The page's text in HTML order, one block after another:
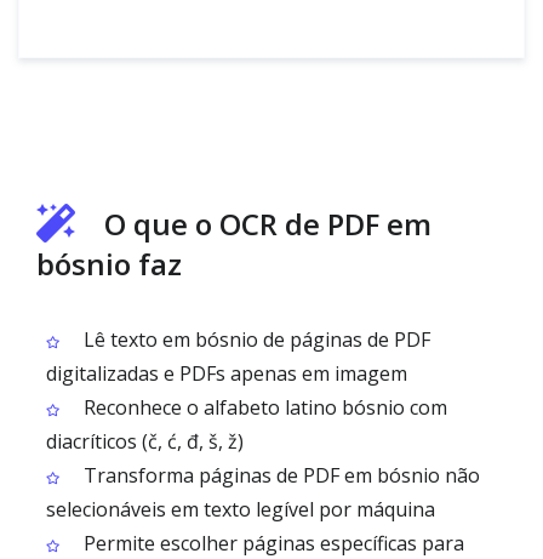
O que o OCR de PDF em
bósnio faz
Lê texto em bósnio de páginas de PDF
digitalizadas e PDFs apenas em imagem
Reconhece o alfabeto latino bósnio com
diacríticos (č, ć, đ, š, ž)
Transforma páginas de PDF em bósnio não
selecionáveis em texto legível por máquina
Permite escolher páginas específicas para